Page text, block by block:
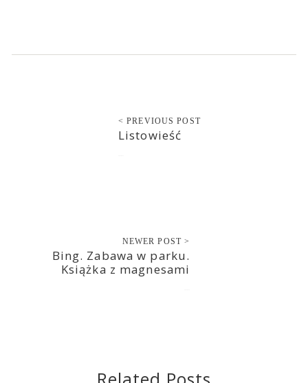
< PREVIOUS POST
Listowieść
NEWER POST >
Bing. Zabawa w parku.
Książka z magnesami